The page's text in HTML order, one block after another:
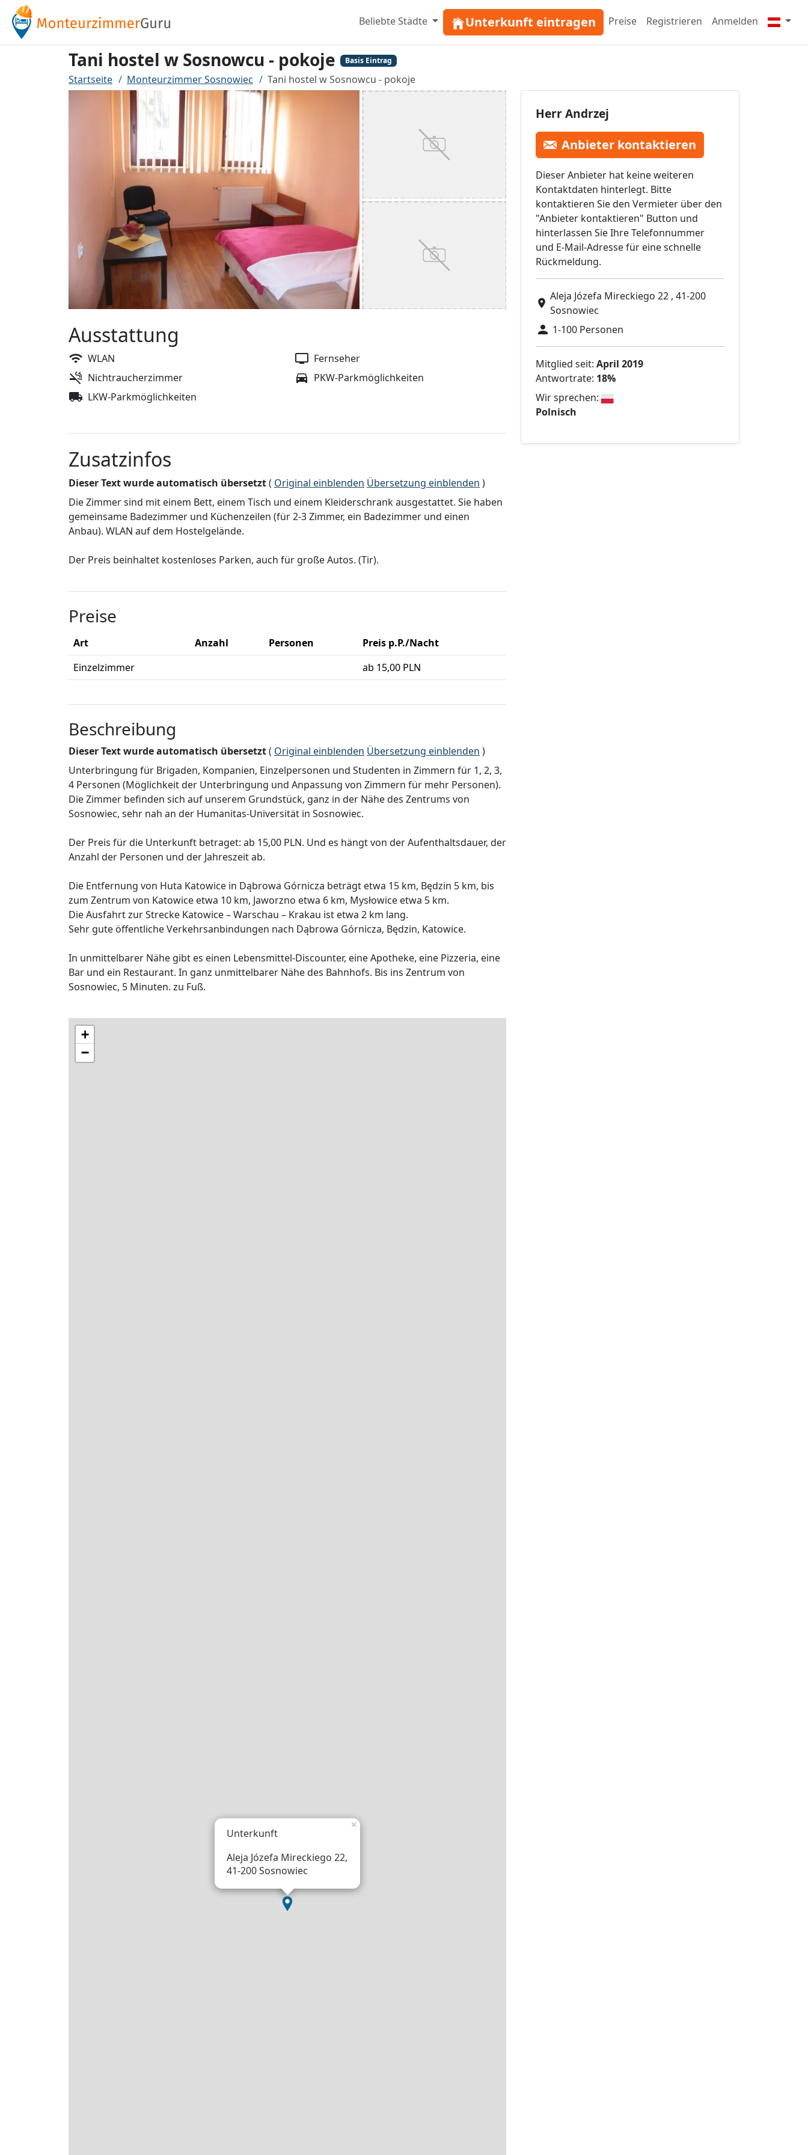
Beliebte Städte Unterkunft eintragen Preise Registrieren Anmelden
Tani hostel w Sosnowcu - pokoje Basis Eintrag
Startseite Monteurzimmer Sosnowiec Tani hostel w Sosnowcu - pokoje
Herr Andrzej
Anbieter kontaktieren
Dieser Anbieter hat keine weiteren
Kontaktdaten hinterlegt. Bitte
kontaktieren Sie den Vermieter über den
"Anbieter kontaktieren" Button und
hinterlassen Sie Ihre Telefonnummer
und E-Mail-Adresse für eine schnelle
Rückmeldung.
Aleja Józefa Mireckiego 22 , 41-200
Sosnowiec
1-100 Personen
Mitglied seit: April 2019
Antwortrate: 18%
Wir sprechen:
Polnisch
Ausstattung
WLAN
Fernseher
Nichtraucherzimmer
PKW-Parkmöglichkeiten
LKW-Parkmöglichkeiten
Zusatzinfos
Dieser Text wurde automatisch übersetzt( Original einblenden Übersetzung einblenden )
Die Zimmer sind mit einem Bett, einem Tisch und einem Kleiderschrank ausgestattet. Sie haben
gemeinsame Badezimmer und Küchenzeilen (für 2-3 Zimmer, ein Badezimmer und einen
Anbau). WLAN auf dem Hostelgelände.
Der Preis beinhaltet kostenloses Parken, auch für große Autos. (Tir).
Preise
Art Anzahl Personen
Preis p.P./Nacht
Einzelzimmer
ab 15,00 PLN
Beschreibung
Dieser Text wurde automatisch übersetzt( Original einblenden Übersetzung einblenden )
Unterbringung für Brigaden, Kompanien, Einzelpersonen und Studenten in Zimmern für 1, 2, 3,
4 Personen (Möglichkeit der Unterbringung und Anpassung von Zimmern für mehr Personen).
Die Zimmer befinden sich auf unserem Grundstück, ganz in der Nähe des Zentrums von
Sosnowiec, sehr nah an der Humanitas-Universität in Sosnowiec.
Der Preis für die Unterkunft betraget: ab 15,00 PLN. Und es hängt von der Aufenthaltsdauer, der
Anzahl der Personen und der Jahreszeit ab.
Die Entfernung von Huta Katowice in Dąbrowa Górnicza beträgt etwa 15 km, Będzin 5 km, bis
zum Zentrum von Katowice etwa 10 km, Jaworzno etwa 6 km, Mysłowice etwa 5 km.
Die Ausfahrt zur Strecke Katowice – Warschau – Krakau ist etwa 2 km lang.
Sehr gute öffentliche Verkehrsanbindungen nach Dąbrowa Górnicza, Będzin, Katowice.
In unmittelbarer Nähe gibt es einen Lebensmittel-Discounter, eine Apotheke, eine Pizzeria, eine
Bar und ein Restaurant. In ganz unmittelbarer Nähe des Bahnhofs. Bis ins Zentrum von
Sosnowiec, 5 Minuten. zu Fuß.
Unterkunft
Aleja Józefa Mireckiego 22,
41-200 Sosnowiec
×
+
−